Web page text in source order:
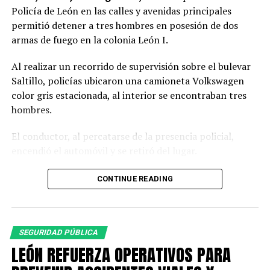
Policía de León en las calles y avenidas principales
permitió detener a tres hombres en posesión de dos
armas de fuego en la colonia León I.
Al realizar un recorrido de supervisión sobre el bulevar
Saltillo, policías ubicaron una camioneta Volkswagen
color gris estacionada, al interior se encontraban tres
hombres.
El conductor, al percatarse de la presencia policial,
Al circular cerca del vehículo, los oficiales observaron a
simple vista botellas de cerveza, por lo que le indicaron
detener la marcha ante una posible falta administrativa;
Los policías dieron seguimiento a la camioneta hasta
lograr detenerla sobre el bulevar Juan Alonso de Torres.
CONTINUE READING
SEGURIDAD PÚBLICA
LEÓN REFUERZA OPERATIVOS PARA